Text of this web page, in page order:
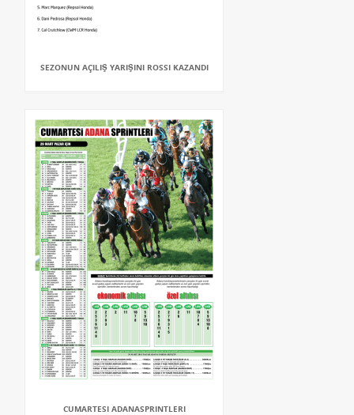
SEZONUN AÇILIŞ YARIŞINI ROSSI KAZANDI
CUMARTESI ADANASPRINTLERI